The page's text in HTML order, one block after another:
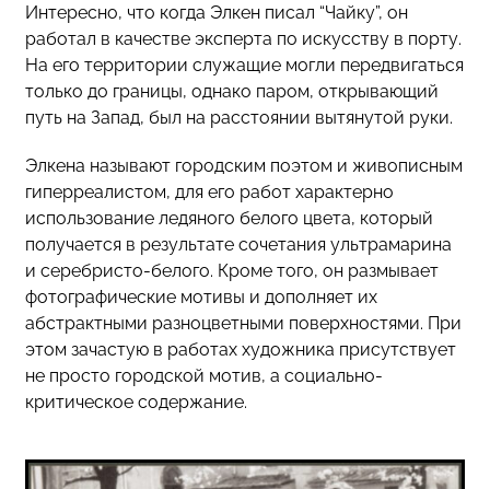
Интересно, что когда Элкен писал “Чайку”, он
работал в качестве эксперта по искусству в порту.
На его территории служащие могли передвигаться
только до границы, однако паром, открывающий
путь на Запад, был на расстоянии вытянутой руки.
Элкена называют городским поэтом и живописным
гиперреалистом, для его работ характерно
использование ледяного белого цвета, который
получается в результате сочетания ультрамарина
и серебристо-белого. Кроме того, он размывает
фотографические мотивы и дополняет их
абстрактными разноцветными поверхностями. При
этом зачастую в работах художника присутствует
не просто городской мотив, а социально-
критическое содержание.